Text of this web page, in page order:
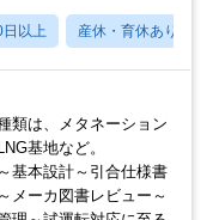
以上 産休・育休あり
類は、メタネーション
基地など。
基本設計～引合仕様書
メーカ図書レビュー～